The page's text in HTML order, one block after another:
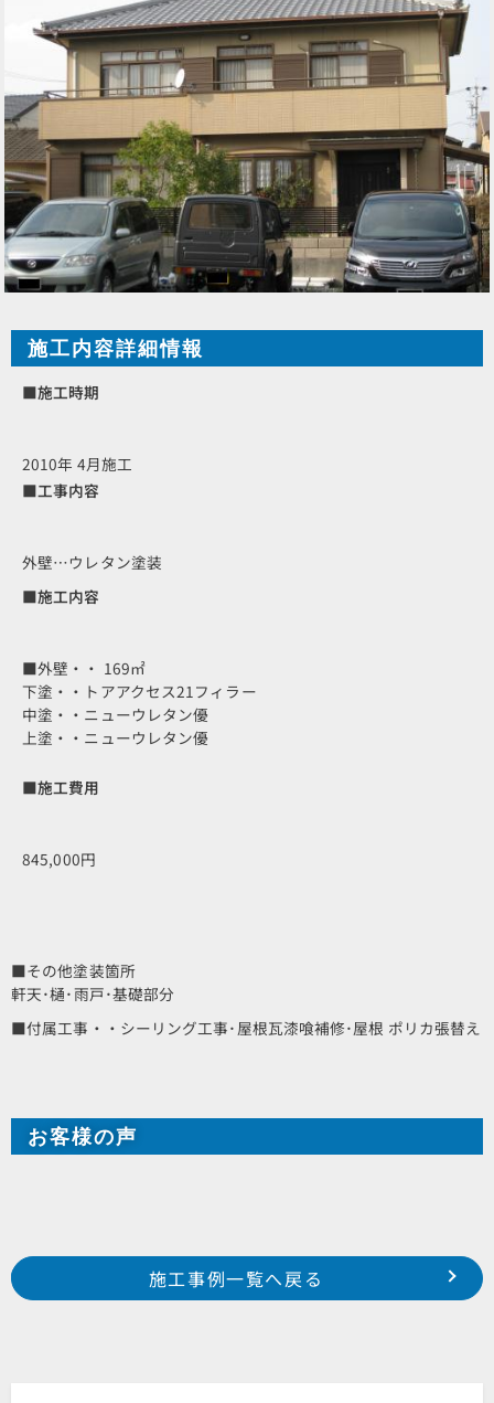
施工内容詳細情報
■施工時期
2010年 4月施工
■工事内容
外壁…ウレタン塗装
■施工内容
■外壁・・ 169㎡
下塗・・トアアクセス21フィラー
中塗・・ニューウレタン優
上塗・・ニューウレタン優
■施工費用
845,000円
■その他塗装箇所
軒天･樋･雨戸･基礎部分
■付属工事・・シーリング工事･屋根瓦漆喰補修･屋根 ポリカ張替え
お客様の声
Prev
中区 蜆塚町 E様邸施工事例一覧へ戻る